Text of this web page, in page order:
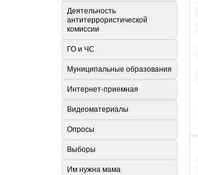
Деятельность
антитеррористической
комиссии
ГО и ЧС
Муниципальные образования
Интернет-приемная
Видеоматериалы
Опросы
Выборы
Им нужна мама